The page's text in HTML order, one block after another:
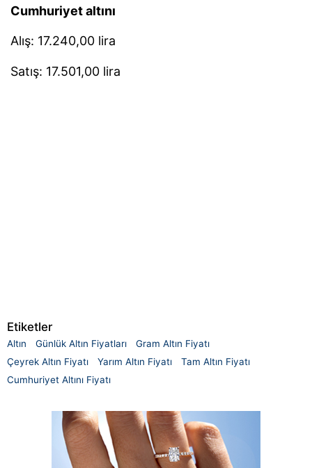
Cumhuriyet altını
Alış: 17.240,00 lira
Satış: 17.501,00 lira
Etiketler
Altın Günlük Altın Fiyatları
Gram Altın Fiyatı
Çeyrek Altın Fiyatı
Yarım Altın Fiyatı
Tam Altın Fiyatı
Cumhuriyet Altını Fiyatı